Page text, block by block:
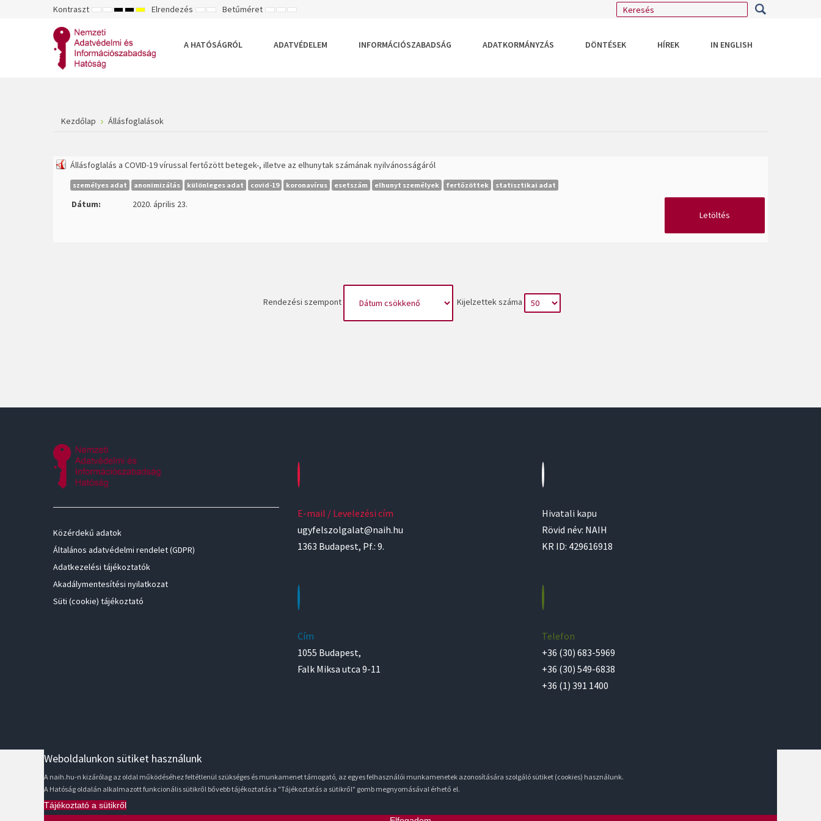
Kontraszt ALAPÉRTELMEZETT
ÉJSZAKAI
NAGY
FEHÉR
MÓD
NAGY
SÁRGA
MÓD
NAGY
MÓD
Elrendezés RÖGZÍTETT
SZÉLES
Betűméret KISEBB
ALAPÉRTELMEZETT
NAGYOBB
A HATÓSÁGRÓL
ADATVÉDELEM INFORMÁCIÓSZABADSÁG ADATKORMÁNYZÁS DÖNTÉSEK HÍREK IN ENGLISH
Kezdőlap Állásfoglalások
Állásfoglalás a COVID-19 vírussal fertőzött betegek-, illetve az elhunytak számának nyilvánosságáról
személyes adat anonimizálás különleges adat covid-19 koronavírus esetszám elhunyt személyek fertőzöttek statisztikai adat
Dátum:
2020. április 23.
Letöltés
Rendezési szempont Kijelzettek száma
Közérdekű adatok
Általános adatvédelmi rendelet (GDPR)
Adatkezelési tájékoztatók
Akadálymentesítési nyilatkozat
Süti (cookie) tájékoztató
E-mail / Levelezési cím
ugyfelszolgalat@naih.hu
1363 Budapest, Pf.: 9.
Cím
1055 Budapest,
Falk Miksa utca 9-11
Hivatali kapu
Rövid név: NAIH
KR ID: 429616918
Telefon
+36 (30) 683-5969
+36 (30) 549-6838
+36 (1) 391 1400
Weboldalunkon sütiket használunk
A naih.hu-n kizárólag az oldal működéséhez feltétlenül szükséges és munkamenet támogató, az egyes felhasználói munkamenetek azonosítására szolgáló sütiket (cookies) használunk.
A Hatóság oldalán alkalmazott funkcionális sütikről bővebb tájékoztatás a "Tájékoztatás a sütikről" gomb megnyomásával érhető el.
Tájékoztató a sütikről